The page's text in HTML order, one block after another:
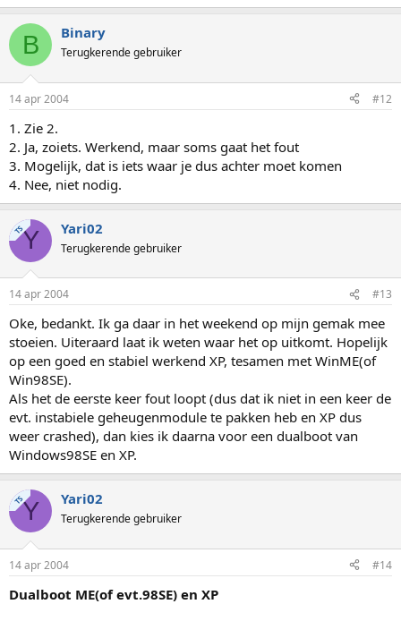
B Binary
Terugkerende gebruiker
14 apr 2004 #12
1. Zie 2.
2. Ja, zoiets. Werkend, maar soms gaat het fout
3. Mogelijk, dat is iets waar je dus achter moet komen
4. Nee, niet nodig.
TSY Yari02
Terugkerende gebruiker
14 apr 2004 #13
Oke, bedankt. Ik ga daar in het weekend op mijn gemak mee
stoeien. Uiteraard laat ik weten waar het op uitkomt. Hopelijk
op een goed en stabiel werkend XP, tesamen met WinME(of
Win98SE).
Als het de eerste keer fout loopt (dus dat ik niet in een keer de
evt. instabiele geheugenmodule te pakken heb en XP dus
weer crashed), dan kies ik daarna voor een dualboot van
Windows98SE en XP.
TSY Yari02
Terugkerende gebruiker
14 apr 2004 #14
Dualboot ME(of evt.98SE) en XP